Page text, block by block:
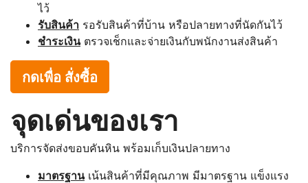
ไว้
รับสินค้า รอรับสินค้าที่บ้าน หรือปลายทางที่นัดกันไว้
ชำระเงินตรวจเช็กและจ่ายเงินกับพนักงานส่งสินค้า
กดเพื่อ สั่งซื้อ
จุดเด่นของเรา
บริการจัดส่งขอบคันหิน พร้อมเก็บเงินปลายทาง
มาตรฐานเน้นสินค้าที่มีคุณภาพ มีมาตรฐาน แข็งแรง